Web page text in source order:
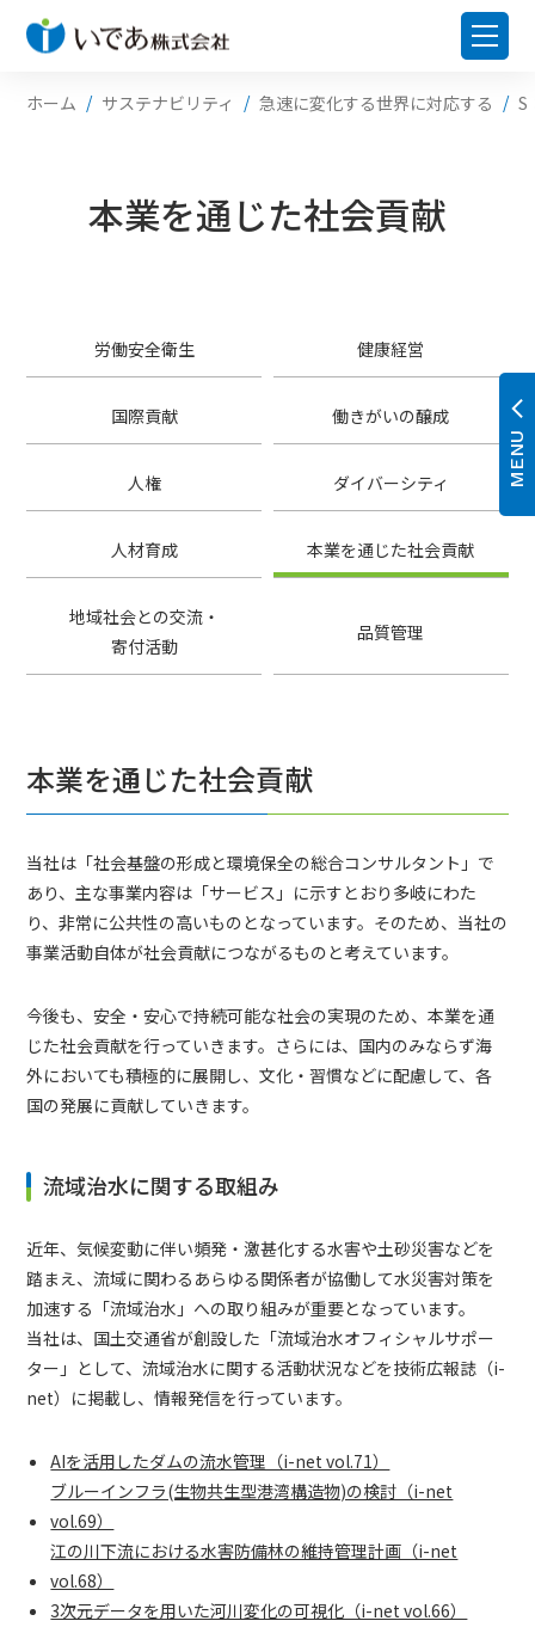
ホーム サステナビリティ 急速に変化する世界に対応する S
本業を通じた社会貢献
労働安全衛生 健康経営
国際貢献 働きがいの醸成
人権 ダイバーシティ
人材育成 本業を通じた社会貢献
地域社会との交流・
寄付活動
品質管理
本業を通じた社会貢献
当社は「社会基盤の形成と環境保全の総合コンサルタント」で
あり、主な事業内容は「サービス」に示すとおり多岐にわた
り、非常に公共性の高いものとなっています。そのため、当社の
事業活動自体が社会貢献につながるものと考えています。
今後も、安全・安心で持続可能な社会の実現のため、本業を通
じた社会貢献を行っていきます。さらには、国内のみならず海
外においても積極的に展開し、文化・習慣などに配慮して、各
国の発展に貢献していきます。
流域治水に関する取組み
近年、気候変動に伴い頻発・激甚化する水害や土砂災害などを
踏まえ、流域に関わるあらゆる関係者が協働して水災害対策を
加速する「流域治水」への取り組みが重要となっています。
当社は、国土交通省が創設した「流域治水オフィシャルサポー
ター」として、流域治水に関する活動状況などを技術広報誌（i-
net）に掲載し、情報発信を行っています。
AIを活用したダムの流水管理（i-net vol.71）
ブルーインフラ(生物共生型港湾構造物)の検討（i-net
vol.69）
江の川下流における水害防備林の維持管理計画（i-net
vol.68）
3次元データを用いた河川変化の可視化（i-net vol.66）
MENU